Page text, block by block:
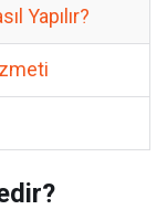
Yapılır?